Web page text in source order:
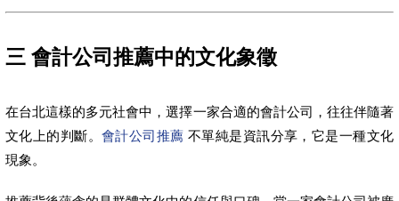
三 會計公司推薦中的文化象徵
在台北這樣的多元社會中，選擇一家合適的會計公司，往往伴隨著
文化上的判斷。 會計公司推薦 不單純是資訊分享，它是一種文化
現象。